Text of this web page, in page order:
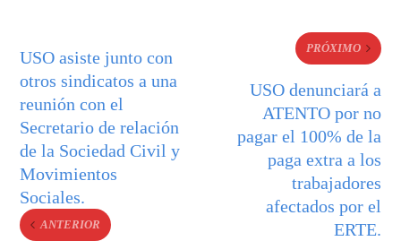
USO asiste junto con
otros sindicatos a una
reunión con el
Secretario de relación
de la Sociedad Civil y
Movimientos
Sociales.
ANTERIOR
PRÓXIMO
USO denunciará a
ATENTO por no
pagar el 100% de la
paga extra a los
trabajadores
afectados por el
ERTE.